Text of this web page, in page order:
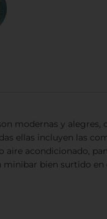
modernas y alegres,
ellas incluyen las
aire acondicionado,
bien surtido en